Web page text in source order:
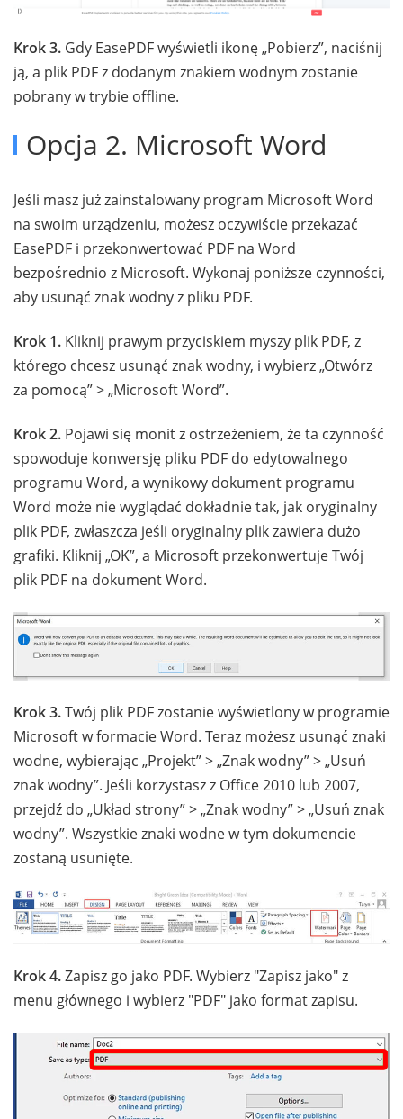
Krok 3. Gdy EasePDF wyświetli ikonę „Pobierz”, naciśnij
ją, a plik PDF z dodanym znakiem wodnym zostanie
pobrany w trybie offline.
Opcja 2. Microsoft Word
Jeśli masz już zainstalowany program Microsoft Word
na swoim urządzeniu, możesz oczywiście przekazać
EasePDF i przekonwertować PDF na Word
bezpośrednio z Microsoft. Wykonaj poniższe czynności,
aby usunąć znak wodny z pliku PDF.
Krok 1. Kliknij prawym przyciskiem myszy plik PDF, z
którego chcesz usunąć znak wodny, i wybierz „Otwórz
za pomocą” > „Microsoft Word”.
Krok 2. Pojawi się monit z ostrzeżeniem, że ta czynność
spowoduje konwersję pliku PDF do edytowalnego
programu Word, a wynikowy dokument programu
Word może nie wyglądać dokładnie tak, jak oryginalny
plik PDF, zwłaszcza jeśli oryginalny plik zawiera dużo
grafiki. Kliknij „OK”, a Microsoft przekonwertuje Twój
plik PDF na dokument Word.
Krok 3.Twój plik PDF zostanie wyświetlony w programie
Microsoft w formacie Word. Teraz możesz usunąć znaki
wodne, wybierając „Projekt” > „Znak wodny” > „Usuń
znak wodny”. Jeśli korzystasz z Office 2010 lub 2007,
przejdź do „Układ strony” > „Znak wodny” > „Usuń znak
wodny”. Wszystkie znaki wodne w tym dokumencie
zostaną usunięte.
Krok 4.Zapisz go jako PDF. Wybierz "Zapisz jako" z
menu głównego i wybierz "PDF" jako format zapisu.